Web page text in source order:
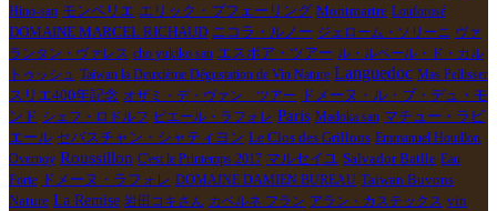
Hino-san モンペリエ エリック・プフェーリング Montmartre Louforosé
DOMAINE MARCEL RICHAUD ニコラ・ルノー ジェローム・ソリーニ ヴァ
ランタン・ヴァレス cho yukiko san エスポア・ツアー ル・ルペール・ド・カル
トゥッシュ Taiwan la Deuxième Dégustation de Vin Nature Languedoc Mas Pellisser
スリエ400年記念 オザミ・デ・ヴァン ツアー
ドメーヌ・ル・ブ・デュ・モ
ンド シェフ・ロドルフ ピエール・ラフォレ Paris Madoka san マチュー・ラピ
エール セバスチャン・シャティヨン Le Clos des Grillons Emmanuel Houillon
Overnoy Roussillon C'est le Printemps 2017 マルセイユ Salvador Batlle Eau
Forte ドメーヌ・ラフォレ DOMAINE DAMIEN BUREAU Taiwan Buvons
Nature La Remise 岩田コキさん カベルネ フラン アラン・カステックス vin